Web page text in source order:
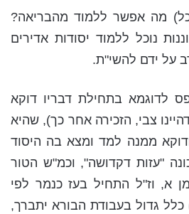
מה אפשר ללמוד מהבריאה?
נוכל ללמוד יסודות אדירים
על ידם להשי"ת.
לדוגמא בתחילת דבריו דוקא
צבי, הזכירה אחר כך), שהיא
ממנה למד ומצא בה היסוד
"עזות דקדושה", וכמ"ש הטור
א, וז"ל התחיל בעז כנמר לפי
גדול בעבודת הבורא יתברך,